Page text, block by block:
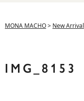
MONA MACHO> New Arrival
IMG_8153